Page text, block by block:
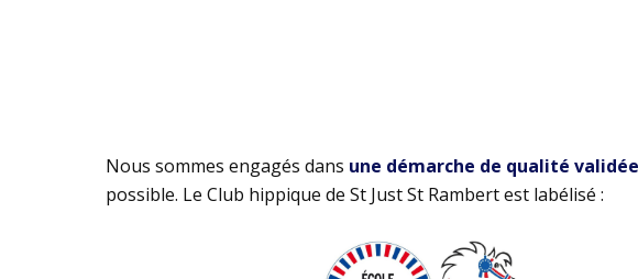
Nous sommes engagés dans une démarche de qualité validée
possible. Le Club hippique de St Just St Rambert est labélisé :